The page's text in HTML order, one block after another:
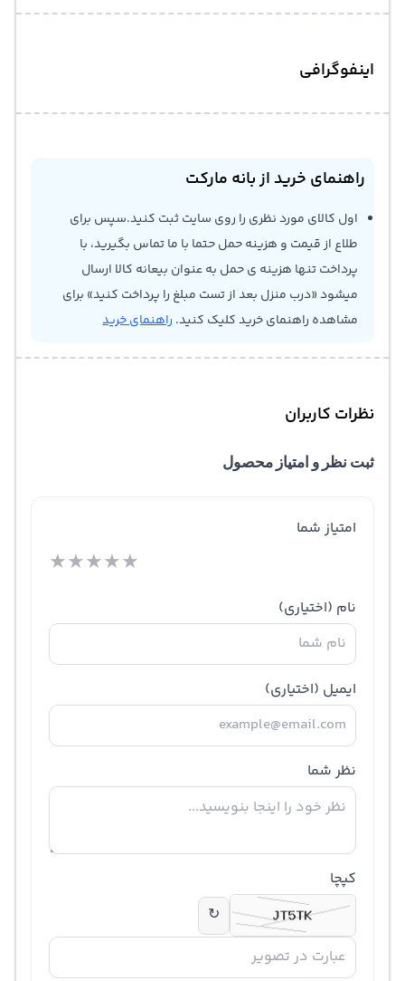
اینفوگرافی
راهنمای خرید از بانه مارکت
اول کالای مورد نظری را روی سایت ثبت کنید.سپس برای
طلاع از قیمت و هزینه حمل حتما با ما تماس بگیرید، با
پرداخت تنها هزینه ی حمل به عنوان بیعانه کالا ارسال
میشود «درب منزل بعد از تست مبلغ را پرداخت کنید» برای
مشاهده راهنمای خرید کلیک کنید. راهنمای خرید
نظرات کاربران
ثبت نظر و امتیاز محصول
امتیاز شما
★★★★★
نام (اختیاری)
ایمیل (اختیاری)
نظر شما
کپچا
↻